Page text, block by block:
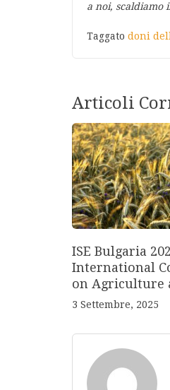
a noi, scaldiamo
Taggato doni
Articoli
ISE Bulgaria
International
on Agriculture
3 Settembre, 2025